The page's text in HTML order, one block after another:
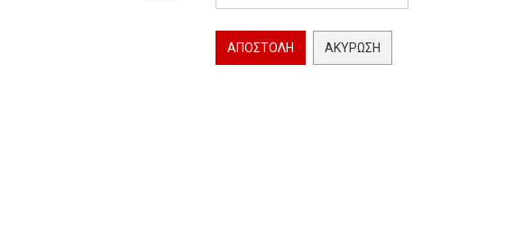
ΑΠΟΣΤΟΛΉ ΑΚΎΡΩΣΗ